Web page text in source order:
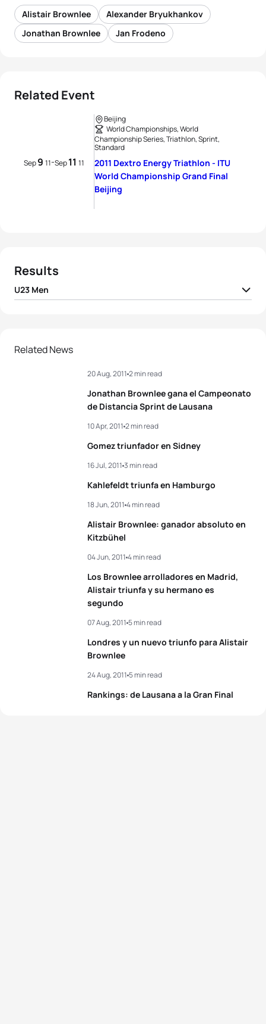
Alistair Brownlee
Alexander Bryukhankov
Jonathan Brownlee
Jan Frodeno
Related Event
Sep9 11-Sep11 11
Beijing
World Championships, World
Championship Series, Triathlon, Sprint,
Standard
2011 Dextro Energy Triathlon - ITU
World Championship Grand Final
Beijing
Results
U23 Men
2David McNamee
GBR 01:52:19
USA 01:52:38
Related News
Jonathan Brownlee gana el Campeonato
de Distancia Sprint de Lausana
20 Aug, 2011 2 min read
Gomez triunfador en Sidney
10 Apr, 2011 2 min read
Kahlefeldt triunfa en Hamburgo
16 Jul, 2011 3 min read
Alistair Brownlee: ganador absoluto en
Kitzbühel
18 Jun, 2011 4 min read
Los Brownlee arrolladores en Madrid,
Alistair triunfa y su hermano es
segundo
04 Jun, 2011 4 min read
Londres y un nuevo triunfo para Alistair
Brownlee
07 Aug, 2011 5 min read
Rankings: de Lausana a la Gran Final
24 Aug, 2011 5 min read